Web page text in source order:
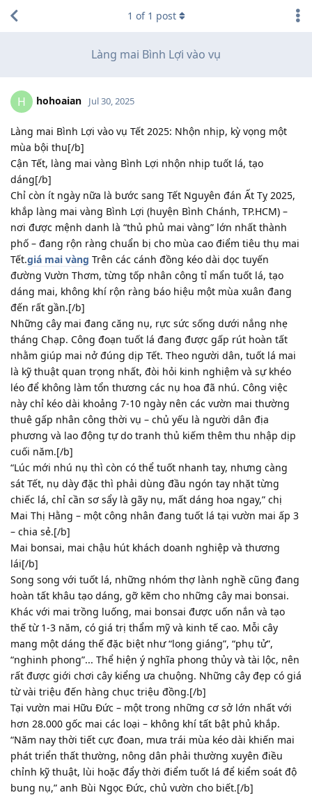
Làng mai Bình Lợi vào vụ
1 of 1 post
H hohoaian Jul 30, 2025
Làng mai Bình Lợi vào vụ Tết 2025: Nhộn nhịp, kỳ vọng một
mùa bội thu[/b]
Cận Tết, làng mai vàng Bình Lợi nhộn nhịp tuốt lá, tạo
dáng[/b]
Chỉ còn ít ngày nữa là bước sang Tết Nguyên đán Ất Tỵ 2025,
khắp làng mai vàng Bình Lợi (huyện Bình Chánh, TP.HCM) –
nơi được mệnh danh là “thủ phủ mai vàng” lớn nhất thành
phố – đang rộn ràng chuẩn bị cho mùa cao điểm tiêu thụ mai
Tết.giá mai vàng Trên các cánh đồng kéo dài dọc tuyến
đường Vườn Thơm, từng tốp nhân công tỉ mẩn tuốt lá, tạo
dáng mai, không khí rộn ràng báo hiệu một mùa xuân đang
đến rất gần.[/b]
Những cây mai đang căng nụ, rực sức sống dưới nắng nhẹ
tháng Chạp. Công đoạn tuốt lá đang được gấp rút hoàn tất
nhằm giúp mai nở đúng dịp Tết. Theo người dân, tuốt lá mai
là kỹ thuật quan trọng nhất, đòi hỏi kinh nghiệm và sự khéo
léo để không làm tổn thương các nụ hoa đã nhú. Công việc
này chỉ kéo dài khoảng 7-10 ngày nên các vườn mai thường
thuê gấp nhân công thời vụ – chủ yếu là người dân địa
phương và lao động tự do tranh thủ kiếm thêm thu nhập dịp
cuối năm.[/b]
“Lúc mới nhú nụ thì còn có thể tuốt nhanh tay, nhưng càng
sát Tết, nụ dày đặc thì phải dùng đầu ngón tay nhặt từng
chiếc lá, chỉ cần sơ sẩy là gãy nụ, mất dáng hoa ngay,” chị
Mai Thị Hằng – một công nhân đang tuốt lá tại vườn mai ấp 3
– chia sẻ.[/b]
Mai bonsai, mai chậu hút khách doanh nghiệp và thương
lái[/b]
Song song với tuốt lá, những nhóm thợ lành nghề cũng đang
hoàn tất khâu tạo dáng, gỡ kẽm cho những cây mai bonsai.
Khác với mai trồng luống, mai bonsai được uốn nắn và tạo
thế từ 1-3 năm, có giá trị thẩm mỹ và kinh tế cao. Mỗi cây
mang một dáng thế đặc biệt như “long giáng”, “phụ tử”,
“nghinh phong”... Thể hiện ý nghĩa phong thủy và tài lộc, nên
rất được giới chơi cây kiểng ưa chuộng. Những cây đẹp có giá
từ vài triệu đến hàng chục triệu đồng.[/b]
Tại vườn mai Hữu Đức – một trong những cơ sở lớn nhất với
hơn 28.000 gốc mai các loại – không khí tất bật phủ khắp.
“Năm nay thời tiết cực đoan, mưa trái mùa kéo dài khiến mai
phát triển thất thường, nông dân phải thường xuyên điều
chỉnh kỹ thuật, lùi hoặc đẩy thời điểm tuốt lá để kiểm soát độ
bung nụ,” anh Bùi Ngọc Đức, chủ vườn cho biết.[/b]